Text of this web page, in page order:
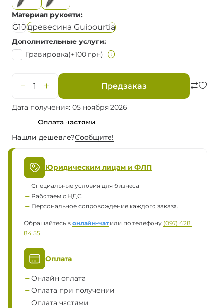
Материал рукояти
G10древесина Guibourtia
Дополнительные услуги
Гравировка(+100 грн)
Предзаказ
Дата получения: 05 ноября 2026
Оплата частями
Нашли дешевле?Сообщите!
Юридическим лицам и ФЛП
Специальные условия для бизнеса
Работаем с НДС
Персональное сопровождение каждого заказа.
Обращайтесь в онлайн-чатили по телефону (097) 428
84 55
Оплата
Онлайн оплата
Оплата при получении
Оплата частями